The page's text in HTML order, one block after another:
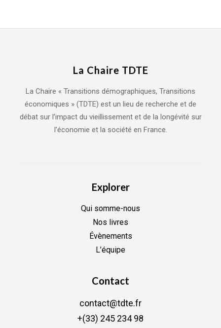
La Chaire TDTE
La Chaire « Transitions démographiques, Transitions
économiques » (TDTE) est un lieu de recherche et de
débat sur l’impact du vieillissement et de la longévité sur
l’économie et la société en France.
Explorer
Qui somme-nous
Nos livres
Évènements
L’équipe
Contact
contact@tdte.fr
+(33) 245 234 98